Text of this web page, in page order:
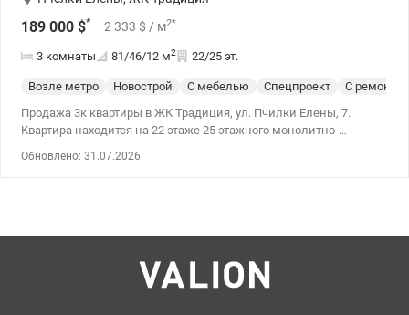
189 000 $* 2 333 $ / м2*
3 комнаты 81/46/12 м2 22/25 эт.
Возле метро Новострой С мебелью Спецпроект
С
Продажа 3к квартиры в ЖК Традиция, ул. Пчилки Елены, 7.
Квартира находится на 22 этаже 25 этажного монолитно-
кв.м, кухня 12 кв.м. Квартира с современным дизайнерским
меблированная. Установлена дорогостоящая бытовая техника
варочная поверхность, кондиционеры,) новая сантехника, кухня
встроенная. При продаже вся мебель и техника остаётся новым
Обновлено: 31.07.2026